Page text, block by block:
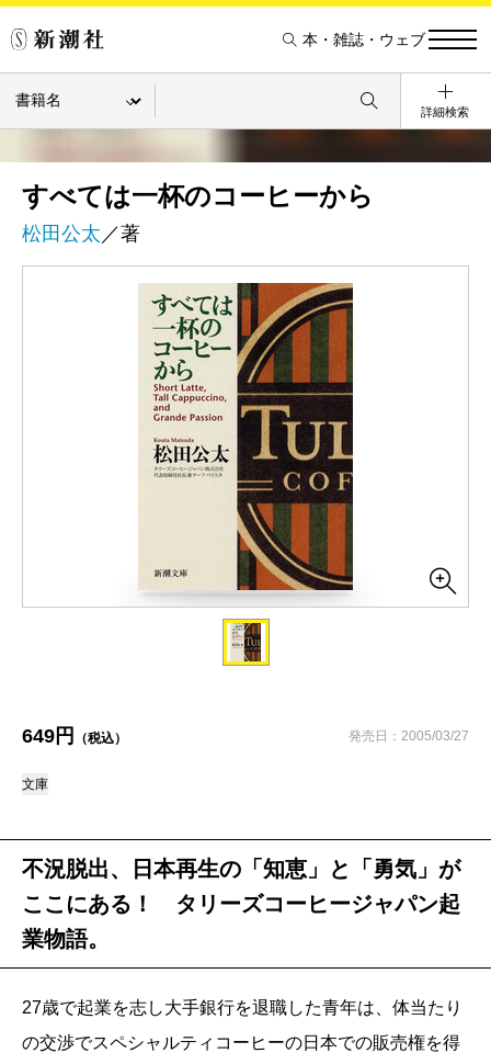
本・雑誌・ウェブ
詳細検索
すべては一杯のコーヒーから
松田公太 ／著
649円 （税込） 発売日：2005/03/27
文庫
不況脱出、日本再生の「知恵」と「勇気」が
ここにある！ タリーズコーヒージャパン起
業物語。
27歳で起業を志し大手銀行を退職した青年は、体当たり
の交渉でスペシャルティコーヒーの日本での販売権を得